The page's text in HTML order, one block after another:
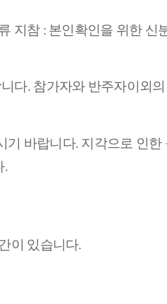
지참 : 본인확인을 위한 신
다. 참가자와 반주자이외
기 바랍니다. 지각으로 인한
.
이 있습니다.